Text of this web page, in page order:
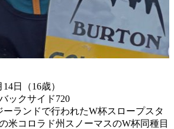
日（16歳）
ックサイド720
ーランドで行われたW杯スロープスタ
米コロラド州スノーマスのW杯同種目